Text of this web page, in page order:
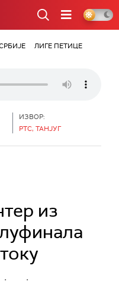
ЛИГЕ ПЕТИЦЕ
ИЗВОР:
РТС, ТАНЈУГ
из